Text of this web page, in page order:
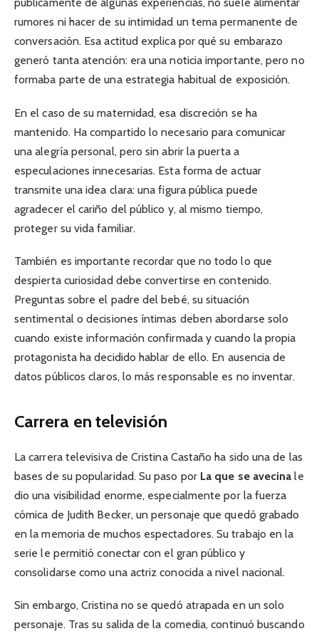
públicamente de algunas experiencias, no suele alimentar
rumores ni hacer de su intimidad un tema permanente de
conversación. Esa actitud explica por qué su embarazo
generó tanta atención: era una noticia importante, pero no
formaba parte de una estrategia habitual de exposición.
En el caso de su maternidad, esa discreción se ha
mantenido. Ha compartido lo necesario para comunicar
una alegría personal, pero sin abrir la puerta a
especulaciones innecesarias. Esta forma de actuar
transmite una idea clara: una figura pública puede
agradecer el cariño del público y, al mismo tiempo,
proteger su vida familiar.
También es importante recordar que no todo lo que
despierta curiosidad debe convertirse en contenido.
Preguntas sobre el padre del bebé, su situación
sentimental o decisiones íntimas deben abordarse solo
cuando existe información confirmada y cuando la propia
protagonista ha decidido hablar de ello. En ausencia de
datos públicos claros, lo más responsable es no inventar.
Carrera en televisión
La carrera televisiva de Cristina Castaño ha sido una de las
bases de su popularidad. Su paso por La que se avecina le
dio una visibilidad enorme, especialmente por la fuerza
cómica de Judith Becker, un personaje que quedó grabado
en la memoria de muchos espectadores. Su trabajo en la
serie le permitió conectar con el gran público y
consolidarse como una actriz conocida a nivel nacional.
Sin embargo, Cristina no se quedó atrapada en un solo
personaje. Tras su salida de la comedia, continuó buscando